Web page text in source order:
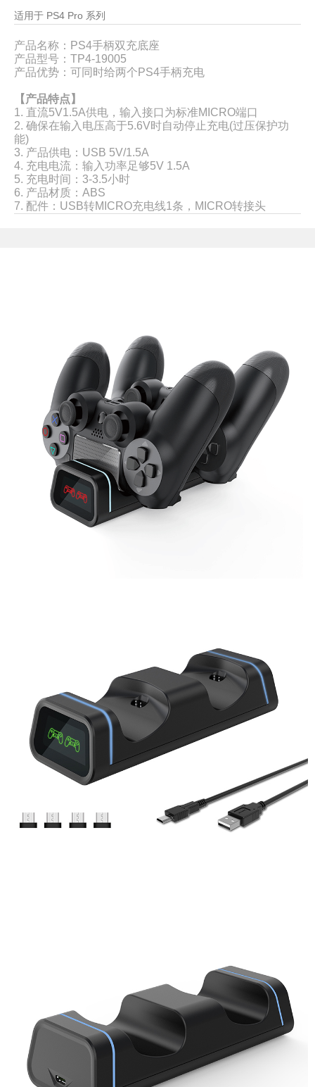
适用于 PS4 Pro 系列
产品名称： PS4手柄双充底座
产品型号： TP4-19005
产品优势： 可同时给两个PS4手柄充电
【产品特点】
1. 直流5V1.5A供电，输入接口为标准MICRO端口
2. 确保在输入电压高于5.6V时自动停止充电(过压保护功
能)
3. 产品供电：USB 5V/1.5A
4. 充电电流：输入功率足够5V 1.5A
5. 充电时间：3-3.5小时
6. 产品材质：ABS
7. 配件：USB转MICRO充电线1条，MICRO转接头